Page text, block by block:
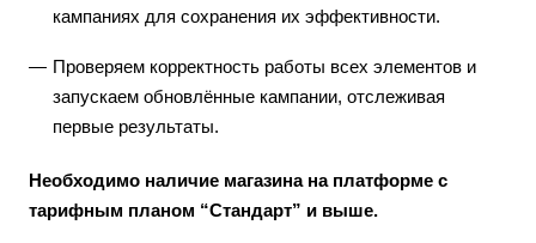
кампаниях для сохранения их эффективности.
Проверяем корректность работы всех элементов и
запускаем обновлённые кампании, отслеживая
первые результаты.
Необходимо наличие магазина на платформе с
тарифным планом “Стандарт” и выше.